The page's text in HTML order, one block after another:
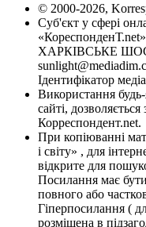
© 2000-2026,
Суб'єкт у сфері
ХАРКІВСЬКЕ
Ідентифікатор
Використання
сайті,
Корреспондент.net.
При копіюванні
і світу» , для
відкрите для
Посилання має
повного або
Гіперпосилання (
розміщена в